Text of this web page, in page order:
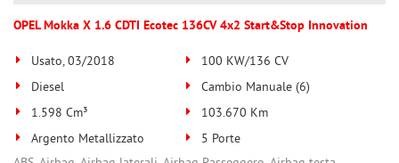
OPEL Mokka X 1.6 CDTI Ecotec 136CV 4x2 Start&Stop Innovation
Usato, 03/2018
100 KW/136 CV
Diesel
Cambio Manuale (6)
1.598 Cm³
103.670 Km
Argento Metallizzato
5 Porte